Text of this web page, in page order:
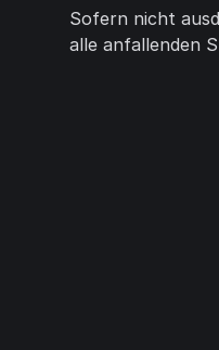
Sofern nicht
alle anfallenden